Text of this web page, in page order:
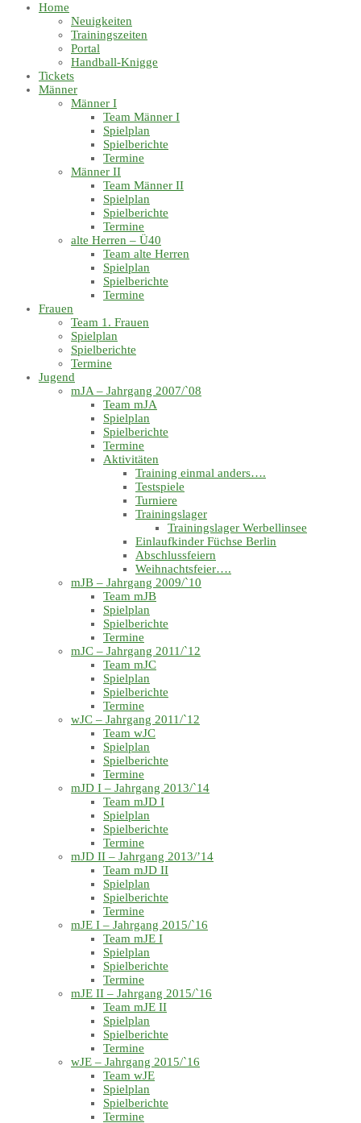
Home
Neuigkeiten
Trainingszeiten
Portal
Handball-Knigge
Tickets
Männer
Männer I
Team Männer I
Spielplan
Spielberichte
Termine
Männer II
Team Männer II
Spielplan
Spielberichte
Termine
alte Herren – Ü40
Team alte Herren
Spielplan
Spielberichte
Termine
Frauen
Team 1. Frauen
Spielplan
Spielberichte
Termine
Jugend
mJA – Jahrgang 2007/`08
Team mJA
Spielplan
Spielberichte
Termine
Aktivitäten
Training einmal anders….
Testspiele
Turniere
Trainingslager
Trainingslager Werbellinsee
Einlaufkinder Füchse Berlin
Abschlussfeiern
Weihnachtsfeier….
mJB – Jahrgang 2009/`10
Team mJB
Spielplan
Spielberichte
Termine
mJC – Jahrgang 2011/`12
Team mJC
Spielplan
Spielberichte
Termine
wJC – Jahrgang 2011/`12
Team wJC
Spielplan
Spielberichte
Termine
mJD I – Jahrgang 2013/`14
Team mJD I
Spielplan
Spielberichte
Termine
mJD II – Jahrgang 2013/’14
Team mJD II
Spielplan
Spielberichte
Termine
mJE I – Jahrgang 2015/`16
Team mJE I
Spielplan
Spielberichte
Termine
mJE II – Jahrgang 2015/`16
Team mJE II
Spielplan
Spielberichte
Termine
wJE – Jahrgang 2015/`16
Team wJE
Spielplan
Spielberichte
Termine